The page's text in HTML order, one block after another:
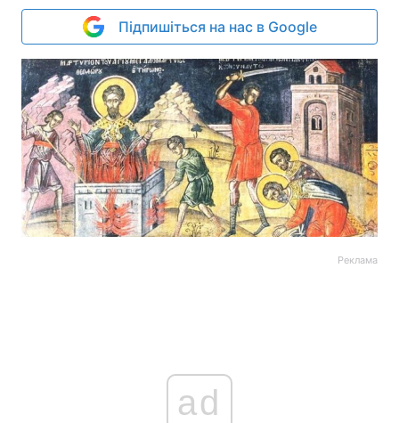
Підпишіться на нас в Google
Реклама
ad